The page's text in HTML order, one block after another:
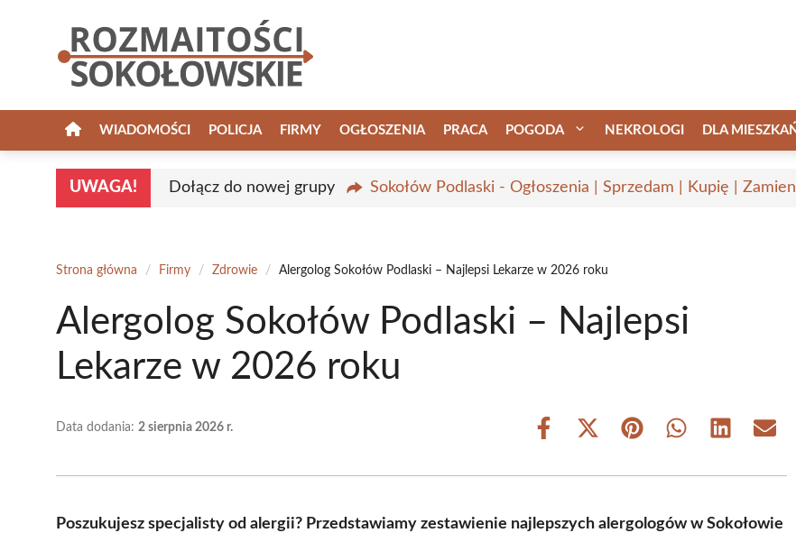
WIADOMOŚCI POLICJA FIRMY OGŁOSZENIA PRACA POGODA NEKROLOGI DLA
UWAGA! Dołącz do nowej grupy Sokołów Podlaski - Ogłoszenia | Sprzedam | Kupię |
Strona główna / Firmy / Zdrowie / Alergolog Sokołów Podlaski – Najlepsi Lekarze w 2026 roku
Alergolog Sokołów Podlaski – Najlepsi
Lekarze w 2026 roku
Data dodania: 2 sierpnia 2026 r.
Share
Share
(Twitter)
Share Share Share Share
Poszukujesz specjalisty od alergii? Przedstawiamy zestawienie najlepszych alergologów w Sokołowie